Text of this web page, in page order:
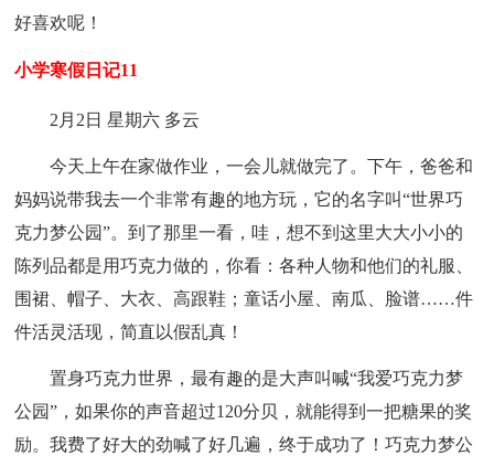
好喜欢呢！
小学寒假日记11
2月2日 星期六 多云
今天上午在家做作业，一会儿就做完了。下午，爸爸和
妈妈说带我去一个非常有趣的地方玩，它的名字叫“世界巧
克力梦公园”。到了那里一看，哇，想不到这里大大小小的
陈列品都是用巧克力做的，你看：各种人物和他们的礼服、
围裙、帽子、大衣、高跟鞋；童话小屋、南瓜、脸谱……件
件活灵活现，简直以假乱真！
置身巧克力世界，最有趣的是大声叫喊“我爱巧克力梦
公园”，如果你的声音超过120分贝，就能得到一把糖果的奖
励。我费了好大的劲喊了好几遍，终于成功了！巧克力梦公